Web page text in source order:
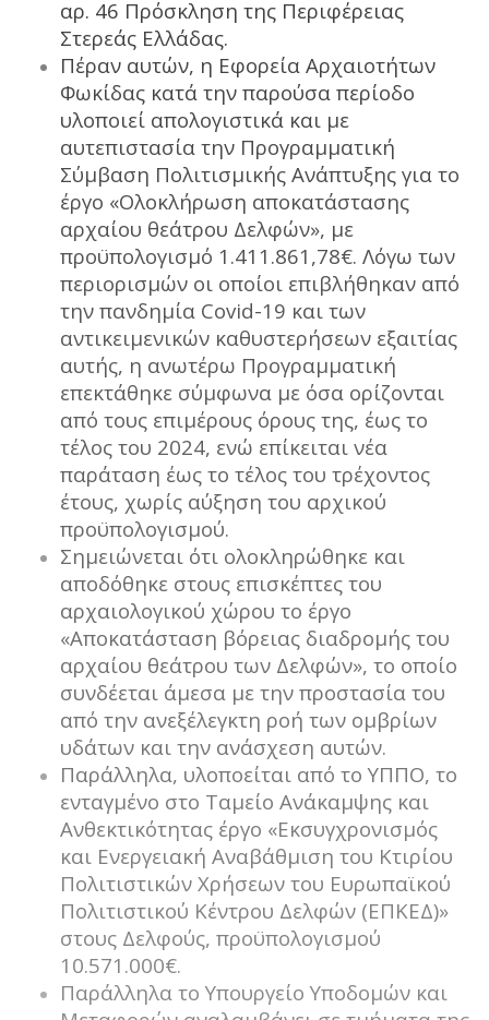
αρ. 46 Πρόσκληση της Περιφέρειας
Στερεάς Ελλάδας.
Πέραν αυτών, η Εφορεία Αρχαιοτήτων
Φωκίδας κατά την παρούσα περίοδο
υλοποιεί απολογιστικά και με
αυτεπιστασία την Προγραμματική
Σύμβαση Πολιτισμικής Ανάπτυξης για το
έργο «Ολοκλήρωση αποκατάστασης
αρχαίου θεάτρου Δελφών», με
προϋπολογισμό 1.411.861,78€. Λόγω των
περιορισμών οι οποίοι επιβλήθηκαν από
την πανδημία Covid-19 και των
αντικειμενικών καθυστερήσεων εξαιτίας
αυτής, η ανωτέρω Προγραμματική
επεκτάθηκε σύμφωνα με όσα ορίζονται
από τους επιμέρους όρους της, έως το
τέλος του 2024, ενώ επίκειται νέα
παράταση έως το τέλος του τρέχοντος
έτους, χωρίς αύξηση του αρχικού
προϋπολογισμού.
Σημειώνεται ότι ολοκληρώθηκε και
αποδόθηκε στους επισκέπτες του
αρχαιολογικού χώρου το έργο
«Αποκατάσταση βόρειας διαδρομής του
αρχαίου θεάτρου των Δελφών», το οποίο
συνδέεται άμεσα με την προστασία του
από την ανεξέλεγκτη ροή των ομβρίων
υδάτων και την ανάσχεση αυτών.
Παράλληλα, υλοποείται από το ΥΠΠΟ, το
ενταγμένο στο Ταμείο Ανάκαμψης και
Ανθεκτικότητας έργο «Εκσυγχρονισμός
και Ενεργειακή Αναβάθμιση του Kτιρίου
Πολιτιστικών Χρήσεων του Ευρωπαϊκού
Πολιτιστικού Κέντρου Δελφών (ΕΠΚΕΔ)»
στους Δελφούς, προϋπολογισμού
10.571.000€.
Παράλληλα το Υπουργείο Υποδομών και